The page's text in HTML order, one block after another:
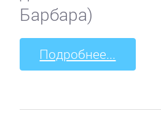
Барбара)
Подробнее...